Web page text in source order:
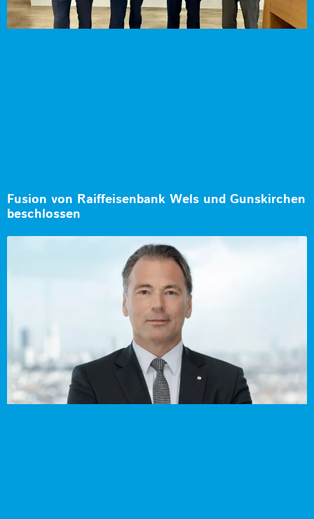
Fusion von Raiffeisenbank Wels und Gunskirchen
beschlossen